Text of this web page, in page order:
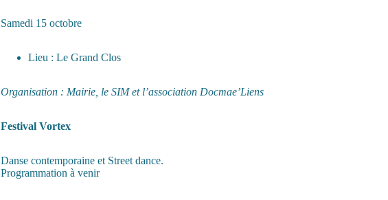
Samedi 15 octobre
Lieu : Le Grand Clos
Organisation : Mairie, le SIM et l’association Docmae’Liens
Festival Vortex
Danse contemporaine et Street dance.
Programmation à venir